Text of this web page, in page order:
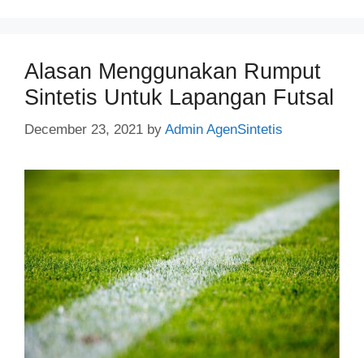
Alasan Menggunakan Rumput
Sintetis Untuk Lapangan Futsal
December 23, 2021 by Admin AgenSintetis